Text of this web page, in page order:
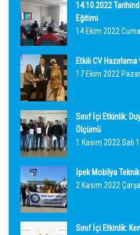
14.10.2022
Eğitimi
14 Ekim 2022
Etkili CV
17 Ekim 2022
Sınıf İçi Etkinlik:
Ölçümü
1 Kasım 2022 Salı
İpek Mobilya
2 Kasım 2022
Sınıf İçi Etkinlik: